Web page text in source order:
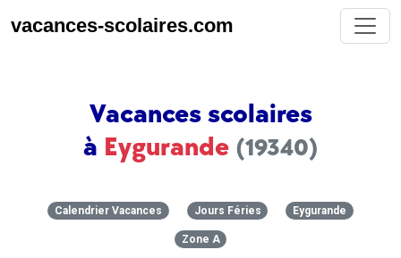
vacances-scolaires.com
Vacances scolaires
à Eygurande (19340)
Calendrier Vacances Jours Féries Eygurande
Zone A